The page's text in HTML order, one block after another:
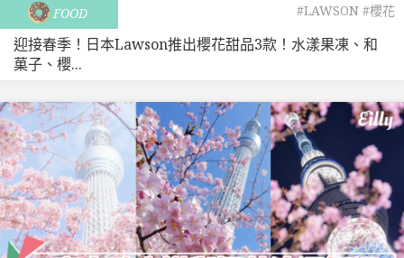
FOOD #LAWSON #櫻花
迎接春季！日本Lawson推出櫻花甜品3款！水漾果凍、和
菓子、櫻...